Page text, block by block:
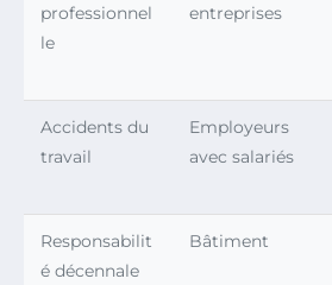
professionnel
le
entreprises
Accidents du
travail
Employeurs
avec salariés
Responsabilit
é décennale
Bâtiment